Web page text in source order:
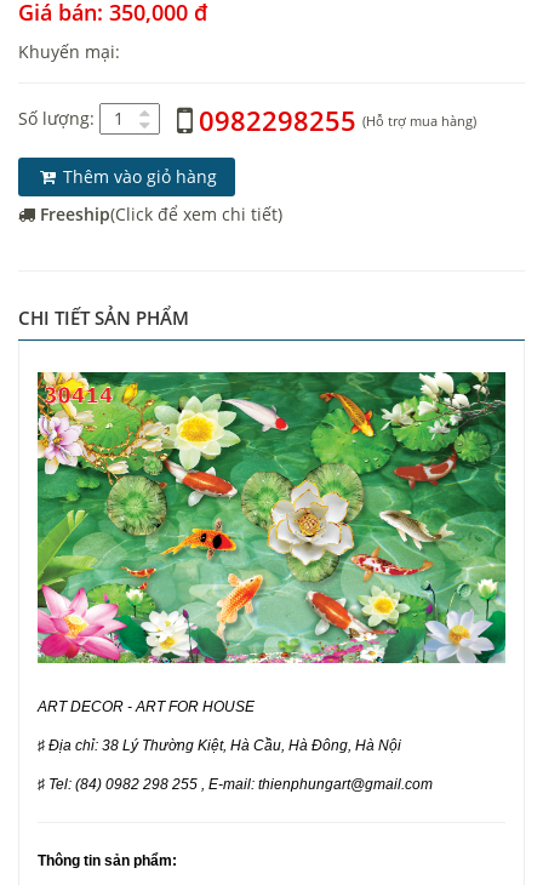
Giá bán: 350,000 đ
Khuyến mại:
Số lượng: 0982298255 (Hỗ trợ mua hàng)
Thêm vào giỏ hàng
Freeship(Click để xem chi tiết)
CHI TIẾT SẢN PHẨM
ART DECOR - ART FOR HOUSE
♯ Địa chỉ: 38 Lý Thường Kiệt, Hà Cầu, Hà Đông, Hà Nội
♯ Tel: (84) 0982 298 255 , E-mail: thienphungart@gmail.com
Thông tin sản phẩm: